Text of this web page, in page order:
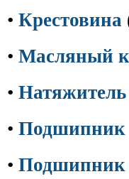
• Крестовина
• Масляный
•
• Подшипник
• Подшипник